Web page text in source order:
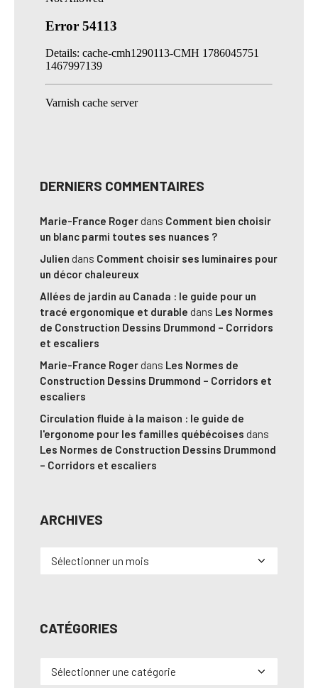
DERNIERS COMMENTAIRES
Marie-France Roger dans Comment bien choisir
un blanc parmi toutes ses nuances ?
Julien dans Comment choisir ses luminaires pour
un décor chaleureux
Allées de jardin au Canada : le guide pour un
tracé ergonomique et durable dans Les Normes
de Construction Dessins Drummond – Corridors
et escaliers
Marie-France Roger dans Les Normes de
Construction Dessins Drummond – Corridors et
escaliers
Circulation fluide à la maison : le guide de
l'ergonome pour les familles québécoises dans
Les Normes de Construction Dessins Drummond
– Corridors et escaliers
ARCHIVES
Archives
CATÉGORIES
Catégories